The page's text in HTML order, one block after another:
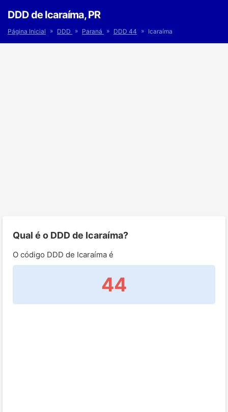
DDD de Icaraíma, PR
Página Inicial » DDD » Paraná » DDD 44 » Icaraíma
Qual é o DDD de Icaraíma?
O código DDD de Icaraíma é
44